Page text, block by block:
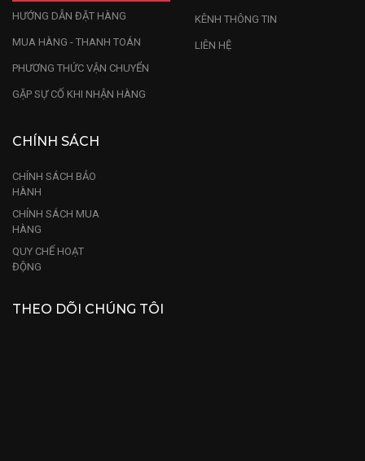
HƯỚNG DẪN ĐẶT HÀNG
MUA HÀNG - THANH TOÁN
PHƯƠNG THỨC VẬN CHUYỂN
GẶP SỰ CỐ KHI NHẬN HÀNG
KÊNH THÔNG TIN
LIÊN HỆ
CHÍNH SÁCH
CHÍNH SÁCH BẢO
HÀNH
CHÍNH SÁCH MUA
HÀNG
QUY CHẾ HOẠT
ĐỘNG
THEO DÕI CHÚNG TÔI